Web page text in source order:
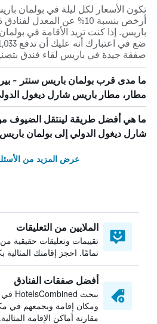
تكون الأسعار لكل ليلة في بولمان
باريس. إذا كنت تريد الأقامة في
صفقة جيدة في باريس لقاء فندق بتصنيف 4-
ما مدى قرب بولمان باريس سنتر -
مطار، مطار باريس شارل ديغول
ما هي أفضل طريقة لينتقل الضيوف
شارل ديغول الدولي إلى بولمان
عرض المزيد من
الملايين من التعليقات
تقييمات وتعليقات حقيقية من
تمامًا. احجز إقامتك المثالية
أفضل صفقات الفنادق
ومكان إقامة ويجمعهم في
مقارنة أماكن الإقامة المثالية.